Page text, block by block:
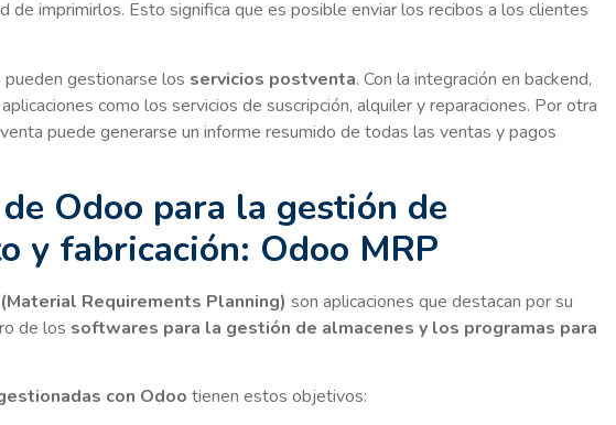
de imprimirlos. Esto significa que es posible enviar los recibos a los clientes
pueden gestionarse los servicios postventa. Con la integración en backend,
como los servicios de suscripción, alquiler y reparaciones. Por otra
puede generarse un informe resumido de todas las ventas y pagos
Odoo para la gestión de
y fabricación: Odoo MRP
(Material Requirements Planning) son aplicaciones que destacan por su
de los softwares para la gestión de almacenes y los programas para
con Odoo tienen estos objetivos: